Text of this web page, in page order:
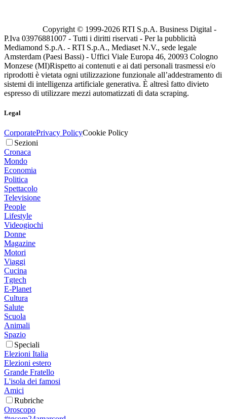
Copyright © 1999-2026 RTI S.p.A. Business Digital -
P.Iva 03976881007 - Tutti i diritti riservati - Per la pubblicità
Mediamond S.p.A. - RTI S.p.A., Mediaset N.V., sede legale
Amsterdam (Paesi Bassi) - Uffici Viale Europa 46, 20093 Cologno
Monzese (MI)Rispetto ai contenuti e ai dati personali trasmessi e/o
riprodotti è vietata ogni utilizzazione funzionale all’addestramento di
sistemi di intelligenza artificiale generativa. È altresì fatto divieto
espresso di utilizzare mezzi automatizzati di data scraping.
Legal
CorporatePrivacy PolicyCookie Policy
Sezioni
Cronaca
Mondo
Economia
Politica
Spettacolo
Televisione
People
Lifestyle
Videogiochi
Donne
Magazine
Motori
Viaggi
Cucina
Tgtech
E-Planet
Cultura
Salute
Scuola
Animali
Spazio
Speciali
Elezioni Italia
Elezioni estero
Grande Fratello
L'isola dei famosi
Amici
Rubriche
Oroscopo